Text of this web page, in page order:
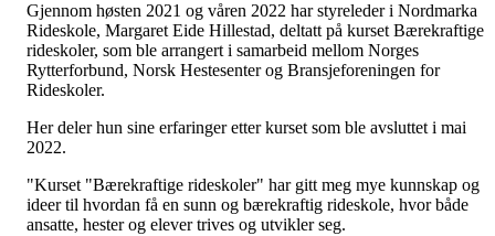
Gjennom høsten 2021 og våren 2022 har styreleder i Nordmarka
Rideskole, Margaret Eide Hillestad, deltatt på kurset Bærekraftige
rideskoler, som ble arrangert i samarbeid mellom Norges
Rytterforbund, Norsk Hestesenter og Bransjeforeningen for
Rideskoler.
Her deler hun sine erfaringer etter kurset som ble avsluttet i mai
2022.
"Kurset "Bærekraftige rideskoler" har gitt meg mye kunnskap og
ideer til hvordan få en sunn og bærekraftig rideskole, hvor både
ansatte, hester og elever trives og utvikler seg.